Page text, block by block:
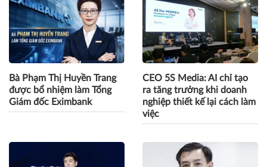
Bà Phạm Thị Huyền Trang
được bổ nhiệm làm Tổng
Giám đốc Eximbank
CEO 5S Media: AI chỉ tạo
ra tăng trưởng khi doanh
nghiệp thiết kế lại cách làm
việc